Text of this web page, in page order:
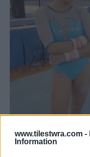
www.tilestwra.com -
Information